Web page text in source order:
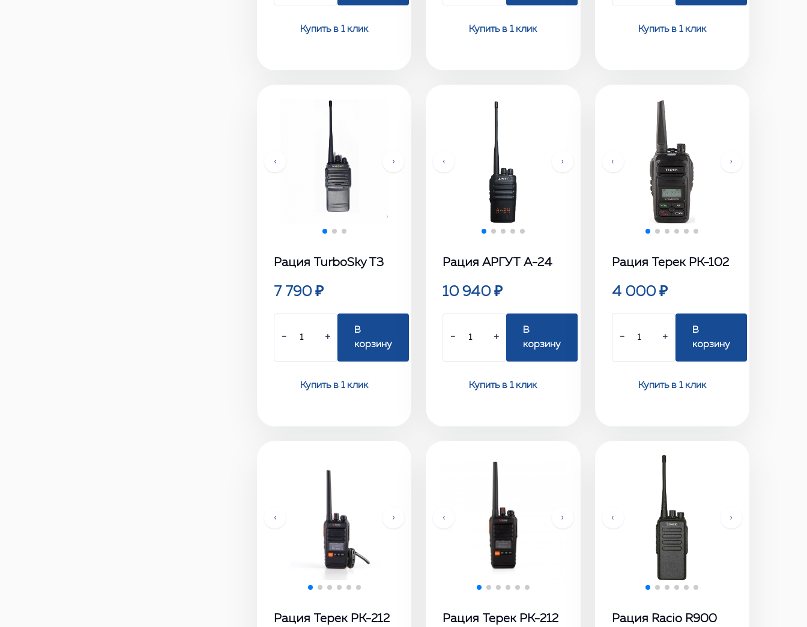
Купить в 1 клик Купить в 1 клик Купить в 1 клик
‹ ›
Рация TurboSky T3
7 790 ₽
− +
В
корзину
Купить в 1 клик
‹ ›
Рация АРГУТ А-24
10 940 ₽
− +
В
корзину
Купить в 1 клик
‹ ›
Рация Терек РК-102
4 000 ₽
− +
В
корзину
Купить в 1 клик
‹ ›
Рация Терек РК-212
‹ ›
Рация Терек РК-212
‹ ›
Рация Racio R900